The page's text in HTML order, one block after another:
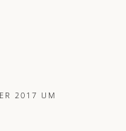
2017 UM